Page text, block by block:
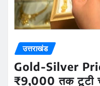
उत्तराखंड
Gold-Silver
₹9,000 तक टूटी